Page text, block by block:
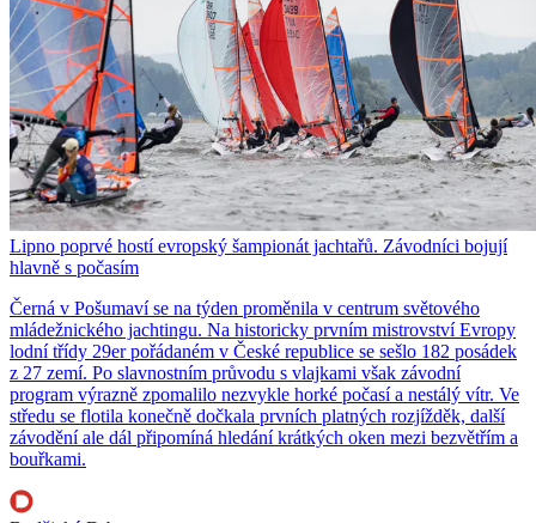
Lipno poprvé hostí evropský šampionát jachtařů. Závodníci bojují
hlavně s počasím
Černá v Pošumaví se na týden proměnila v centrum světového
mládežnického jachtingu. Na historicky prvním mistrovství Evropy
lodní třídy 29er pořádaném v České republice se sešlo 182 posádek
z 27 zemí. Po slavnostním průvodu s vlajkami však závodní
program výrazně zpomalilo nezvykle horké počasí a nestálý vítr. Ve
středu se flotila konečně dočkala prvních platných rozjížděk, další
závodění ale dál připomíná hledání krátkých oken mezi bezvětřím a
bouřkami.